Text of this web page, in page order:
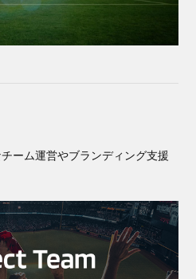
ーム運営やブランディング⽀援